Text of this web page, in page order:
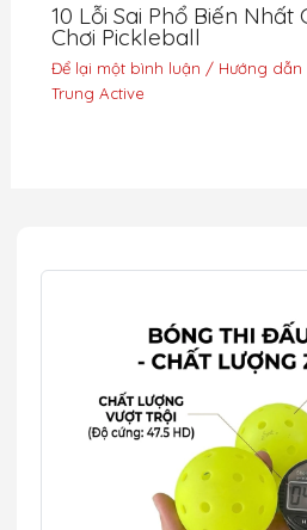
10 Lỗi Sai Phổ Biến Nhất
Chơi Pickleball
Để lại một bình luận / Hướng
Trung Active